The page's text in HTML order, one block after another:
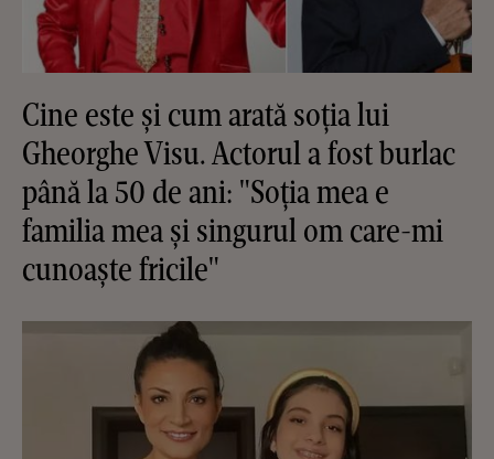
Cine este și cum arată soția lui
Gheorghe Visu. Actorul a fost burlac
până la 50 de ani: "Soția mea e
familia mea și singurul om care-mi
cunoaște fricile"